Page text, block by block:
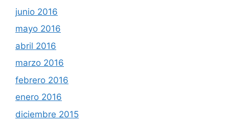
junio 2016
mayo 2016
abril 2016
marzo 2016
febrero 2016
enero 2016
diciembre 2015